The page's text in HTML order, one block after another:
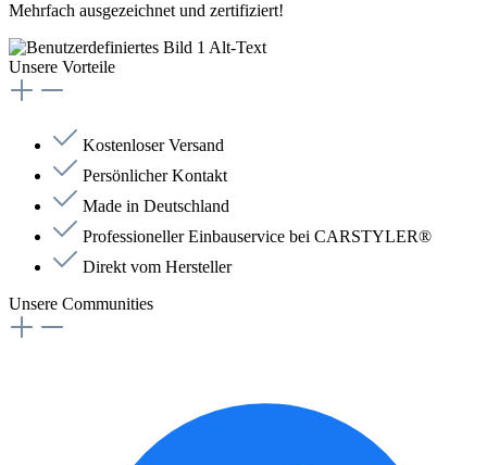
Mehrfach ausgezeichnet und zertifiziert!
Unsere Vorteile
Kostenloser Versand
Persönlicher Kontakt
Made in Deutschland
Professioneller Einbauservice bei CARSTYLER®
Direkt vom Hersteller
Unsere Communities